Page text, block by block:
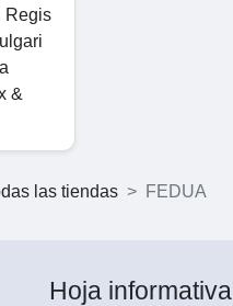
Regis
&
las tiendas FEDUA
Hoja informativa